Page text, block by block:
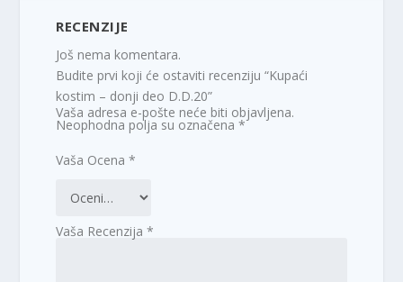
RECENZIJE
Još nema komentara.
Budite prvi koji će ostaviti recenziju “Kupaći
kostim – donji deo D.D.20”
Vaša adresa e-pošte neće biti objavljena.
Neophodna polja su označena*
Vaša Ocena*
Vaša Recenzija*